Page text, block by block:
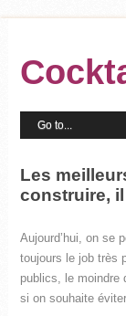
Les
construire,
Aujourd’hui, on se
toujours le job très
publics, le moindre
si on souhaite